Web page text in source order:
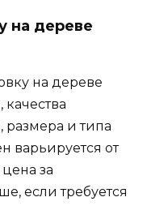
на дереве
на дереве
качества
размера и типа
варьируется от
за
если требуется